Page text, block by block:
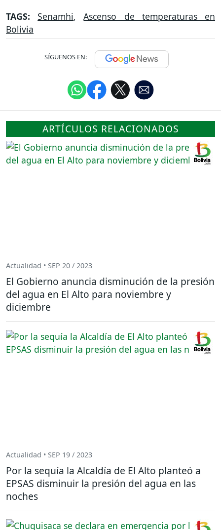
TAGS:Senamhi,Ascenso de temperaturas en
Bolivia
SÍGUENOS EN:
ARTÍCULOS RELACIONADOS
Actualidad • SEP 20 / 2023
El Gobierno anuncia disminución de la presión
del agua en El Alto para noviembre y
diciembre
Actualidad • SEP 19 / 2023
Por la sequía la Alcaldía de El Alto planteó a
EPSAS disminuir la presión del agua en las
noches